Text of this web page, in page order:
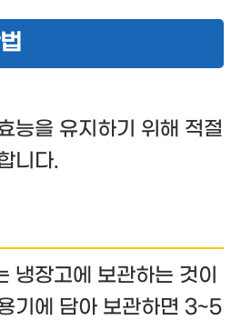
능을 유지하기 위해 적절
니다.
냉장고에 보관하는 것이
기에 담아 보관하면 3~5